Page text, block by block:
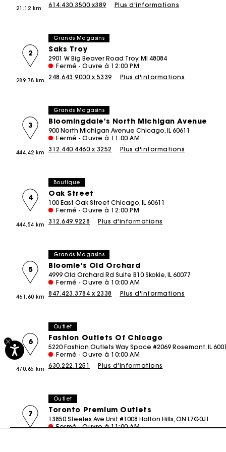
Rompers & Jumpsuits
Nos Ensembles
DÉCOUVRIR
Collection Printemps-Été
Maje x Blanca Miró
Retour au Bureau
Édition Lin New
SÉLECTION CÉRÉMONIE
Tenue de mariée
Tenues d'invitée
Solde
Solde
Nouveautés Ajoutées
-50%
-40%
21.12 km
614.430.3500 x389
Plus d'informations
Grands Magasins
Saks Troy
2
289.78 km
2901 W Big Beaver Road Troy, MI 48084
Fermé - Ouvre à 12:00 PM
248.643.9000 x 5339
Plus d'informations
Grands Magasins
Bloomingdale's North Michigan Avenue
3
444.42 km
900 North Michigan Avenue Chicago, IL 60611
Fermé - Ouvre à 11:00 AM
312.440.4460 x 3252
Plus d'informations
Boutique
Oak Street
4
444.54 km
100 East Oak Street Chicago, IL 60611
Fermé - Ouvre à 12:00 PM
312.649.9228
Plus d'informations
Grands Magasins
Bloomie's Old Orchard
5
461.60 km
4999 Old Orchard Rd Suite B10 Skokie, IL 60077
Fermé - Ouvre à 10:00 AM
847.423.3784 x 2338
Plus d'informations
Outlet
Fashion Outlets Of Chicago
6
470.65 km
5220 Fashion Outlets Way Space #2069 Rosemont, IL
Fermé - Ouvre à 10:00 AM
630.222.1251
Plus d'informations
Outlet
Toronto Premium Outlets
7
13850 Steeles Ave Unit #1008 Halton Hills, ON L7G0J1
Fermé - Ouvre à 11:00 AM